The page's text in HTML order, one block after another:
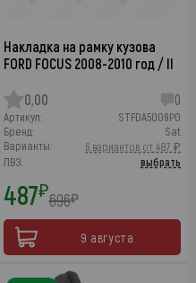
Накладка на рамку кузова
FORD FOCUS 2008-2010 год / II
0,00 0
Артикул:
STFDA5009P0
Бренд:
Sat
Варианты:
6 вариантов от 487 ₽
ПВЗ:
выбрать
487₽696₽
9 августа